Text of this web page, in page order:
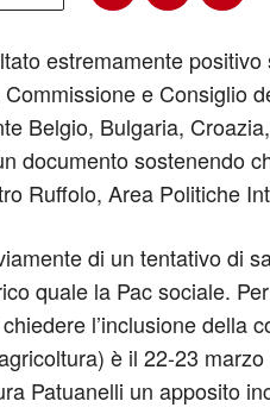
estremamente
e Consiglio
Belgio, Bulgaria,
documento sostenendo
Ruffolo, Area Politiche
di un tentativo di
quale la Pac sociale.
l’inclusione della
è il 22-23
Patuanelli un apposito